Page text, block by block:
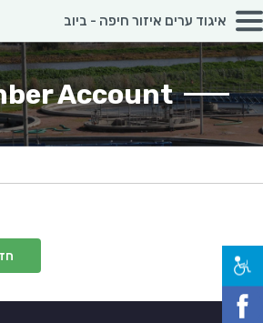
חפש:
הקלד מילת
איגוד ערים איזור חיפה - ביוב
Account